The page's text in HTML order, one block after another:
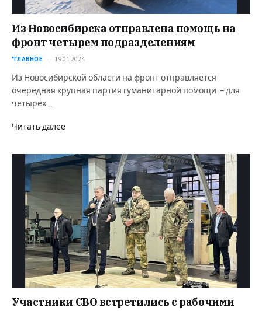
Из Новосибирска отправлена помощь на
фронт четырем подразделениям
*ГЛАВНОЕ 19.01.2024
Из Новосибирской области на фронт отправляется
очередная крупная партия гуманитарной помощи – для
четырёх…
Читать далее
Участники СВО встретились с рабочими